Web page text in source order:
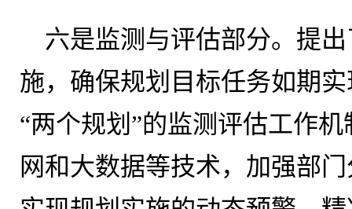
六是监测与评估部分。提
施，确保规划目标任务如期
“两个规划”的监测评估工作
网和大数据等技术，加强部